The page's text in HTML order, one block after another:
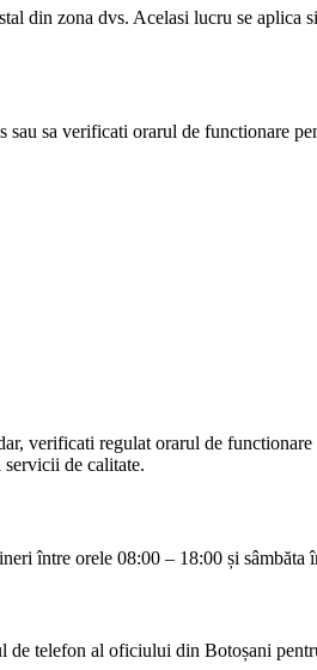
din zona dvs. Acelasi lucru se aplica
sa verificati orarul de functionare
verificati regulat orarul de
de calitate.
între orele 08:00 – 18:00 și sâmbăta
de telefon al oficiului din Botoșani